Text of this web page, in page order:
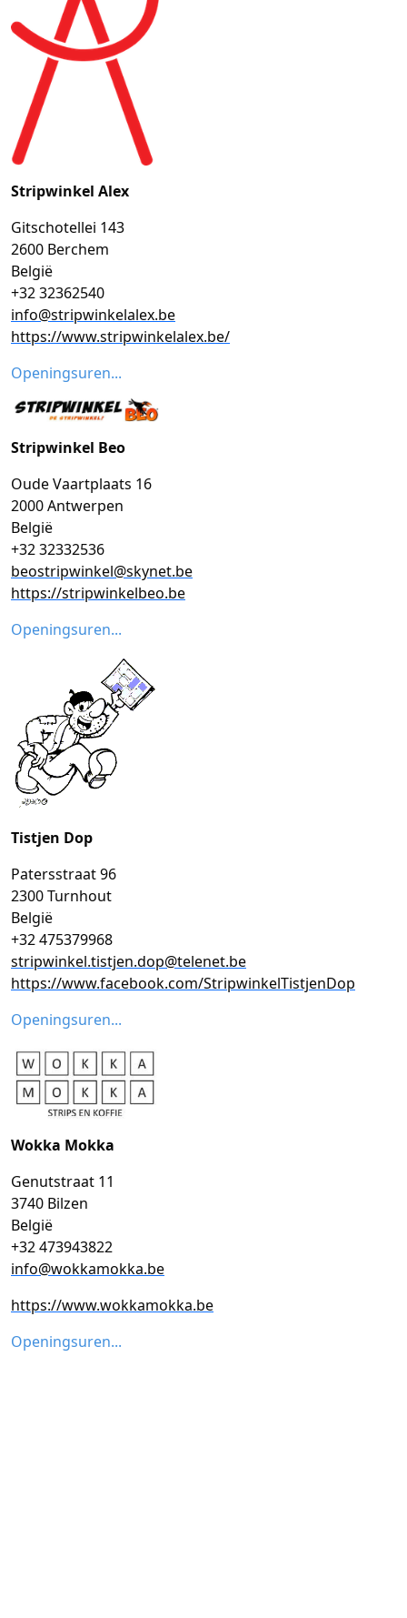
Stripwinkel Alex
Gitschotellei 143
2600 Berchem
België
+32 32362540
info@stripwinkelalex.be
https://www.stripwinkelalex.be/
Openingsuren...
Stripwinkel Beo
Oude Vaartplaats 16
2000 Antwerpen
België
+32 32332536
beostripwinkel@skynet.be
https://stripwinkelbeo.be
Openingsuren...
Tistjen Dop
Patersstraat 96
2300 Turnhout
België
+32 475379968
stripwinkel.tistjen.dop@telenet.be
https://www.facebook.com/StripwinkelTistjenDop
Openingsuren...
Wokka Mokka
Genutstraat 11
3740 Bilzen
België
+32 473943822
info@wokkamokka.be
https://www.wokkamokka.be
Openingsuren...